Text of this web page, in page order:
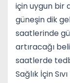
için uygun bir
güneşin dik
saatlerinde
artıracağı
saatlerde
Sağlık İçin